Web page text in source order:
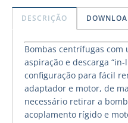
DESCRIÇÃO
Bombas centrífugas
aspiração e descarga
configuração para fácil
adaptador e motor, de
necessário retirar a
acoplamento rígido e